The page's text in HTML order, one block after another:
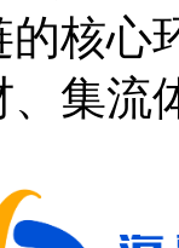
核心
集流